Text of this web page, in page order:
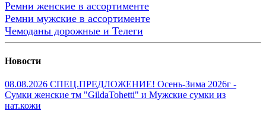
Ремни женские в ассортименте
Ремни мужские в ассортименте
Чемоданы дорожные и Телеги
Новости
08.08.2026 СПЕЦ.ПРЕДЛОЖЕНИЕ! Осень-Зима 2026г -
Сумки женские тм "GildaTohetti" и Мужские сумки из
нат.кожи